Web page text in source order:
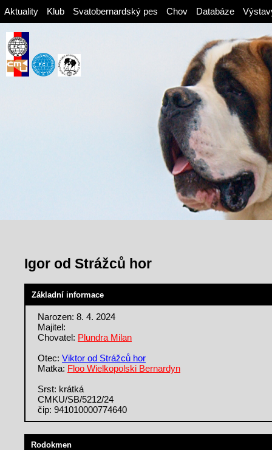
Aktuality Klub Svatobernardský pes Chov Databáze
Igor od Strážců hor
Základní informace
Narozen: 8. 4. 2024
Majitel:
Chovatel: Plundra Milan
Otec: Viktor od Strážců hor
Matka: Floo Wielkopolski Bernardyn
Srst: krátká
CMKU/SB/5212/24
čip: 941010000774640
Rodokmen